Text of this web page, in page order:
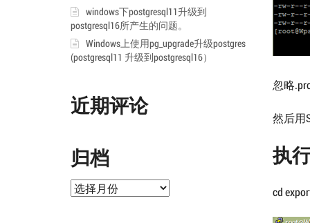
忽略
然后用
执
cd
windows下postgresql11升级到
postgresql16所产生的问题。
Windows上使用pg_upgrade升级postgres
(postgresql11 升级到postgresql16）
近期评论
归档
归